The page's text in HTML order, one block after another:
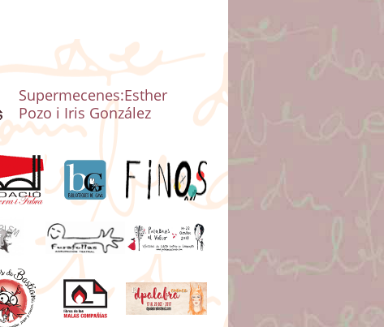
Supermecenes:Esther
Pozo i Iris González